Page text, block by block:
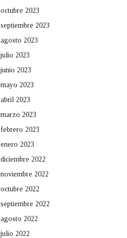
octubre 2023
septiembre 2023
agosto 2023
julio 2023
junio 2023
mayo 2023
abril 2023
marzo 2023
febrero 2023
enero 2023
diciembre 2022
noviembre 2022
octubre 2022
septiembre 2022
agosto 2022
julio 2022